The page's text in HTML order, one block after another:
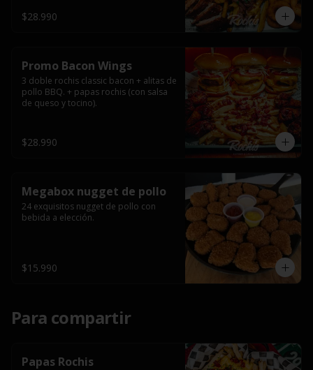
$28.990
Promo Bacon Wings
3 doble rochis classic bacon + alitas de
pollo BBQ. + papas rochis (con salsa
de queso y tocino).
$28.990
Megabox nugget de pollo
24 exquisitos nugget de pollo con
bebida a elección.
$15.990
Para compartir
Papas Rochis